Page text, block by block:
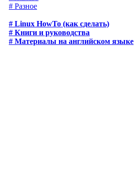
# Разное
# Linux HowTo (как сделать)
# Книги и руководства
# Материалы на английском языке